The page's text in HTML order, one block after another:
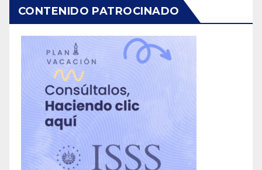
CONTENIDO PATROCINADO